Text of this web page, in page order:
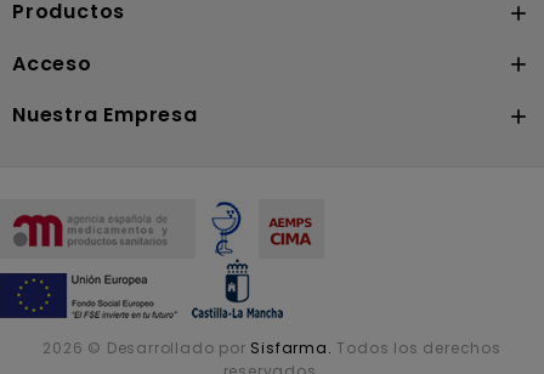
Productos 
Acceso 
Nuestra Empresa 
2026 © Desarrollado por Sisfarma. Todos los derechos